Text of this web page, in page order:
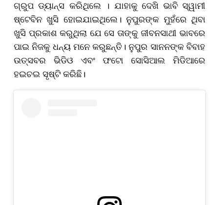
ଗ୍ରୁପ ଡ୍ୟାନ୍ସ କରିଥିଲେ । ଯାହାକୁ ଦେଖି ଭାବି ସ୍ୱାମୀ
ଷ୍ଟେବିନ ଖୁସି ହୋଇଯାଇଥିଲେ। ନୁପୁରଙ୍କ ମୁହଁରେ ଥିବା
ଖୁସି ପ୍ରକାଶ କରୁଥିଲା ​​ଯେ ସେ ତାଙ୍କୁ ଜୀବନସାଥୀ ଭାବରେ
ପାଇ ନିଜକୁ ଧନ୍ୟ ମନେ କରୁଛନ୍ତି। ନୁପୁର ସାନନଙ୍କ ବିବାହ
ଉତ୍ସବର ଭିଡିଓ ଏବଂ ଫଟୋ ସୋସିଆଲ ମିଡିଆରେ
ହଇଚଇ ସୃଷ୍ଟି କରିଛି।